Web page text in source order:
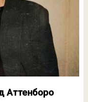
Аттенборо